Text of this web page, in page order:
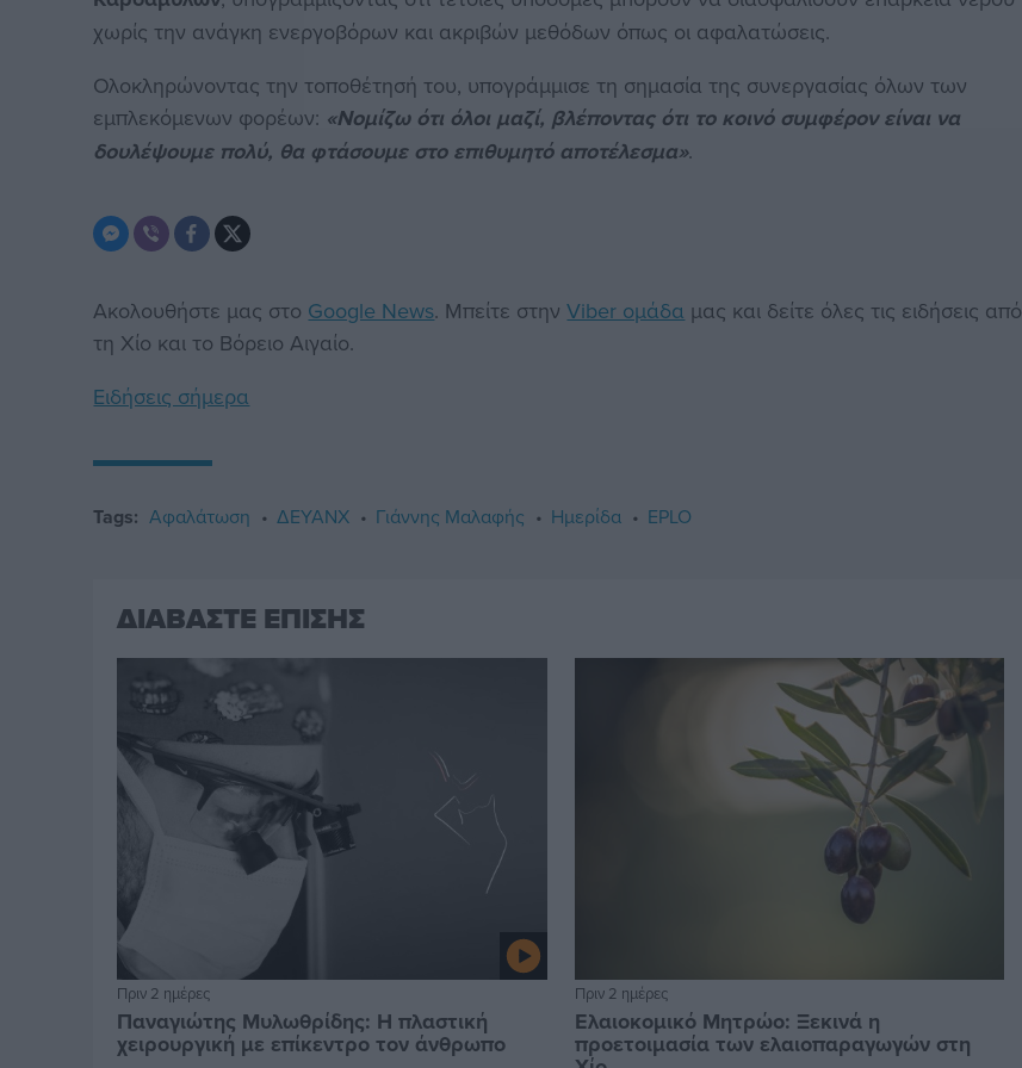
χωρίς την ανάγκη ενεργοβόρων και ακριβών μεθόδων όπως οι αφαλατώσεις.
Ολοκληρώνοντας την τοποθέτησή του, υπογράμμισε τη σημασία της συνεργασίας όλων των
εμπλεκόμενων φορέων: «Νομίζω ότι όλοι μαζί, βλέποντας ότι το κοινό συμφέρον είναι να
δουλέψουμε πολύ, θα φτάσουμε στο επιθυμητό αποτέλεσμα».
Ακολουθήστε μας στο Google News. Μπείτε στηνViber ομάδα μας και δείτε όλες τις ειδήσεις από
τη Χίο και το Βόρειο Αιγαίο.
Ειδήσεις σήμερα
Tags: Αφαλάτωση ΔΕΥΑΝΧ Γιάννης Μαλαφής Ημερίδα EPLO
ΔΙΑΒΑΣΤΕ ΕΠΙΣΗΣ
Πριν 2 ημέρες
Παναγιώτης Μυλωθρίδης: Η πλαστική
χειρουργική με επίκεντρο τον άνθρωπο
Πριν 2 ημέρες
Ελαιοκομικό Μητρώο: Ξεκινά η
προετοιμασία των ελαιοπαραγωγών στη